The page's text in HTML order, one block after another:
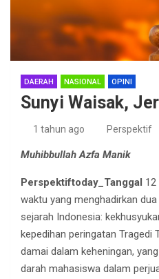
DAERAH NASIONAL OPINI
Sunyi Waisak,
1 tahun ago Perspektif
Muhibbullah Azfa Manik
Perspektiftoday_Tanggal 12
waktu yang menghadirkan
sejarah Indonesia:
kepedihan peringatan Tragedi
damai dalam keheningan,
darah mahasiswa dalam